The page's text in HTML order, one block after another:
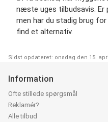
næste uges tilbudsavis. Er
men har du stadig brug
find et alternativ.
Sidst opdateret: onsdag den 15.
Information
Ofte stillede spørgsmål
Reklamér?
Alle tilbud